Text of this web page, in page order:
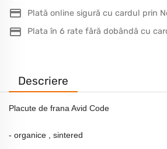
Plată online sigură cu cardul prin
Plata în 6 rate fără dobândă cu
Descriere
Placute de frana Avid Code
- organice , sintered